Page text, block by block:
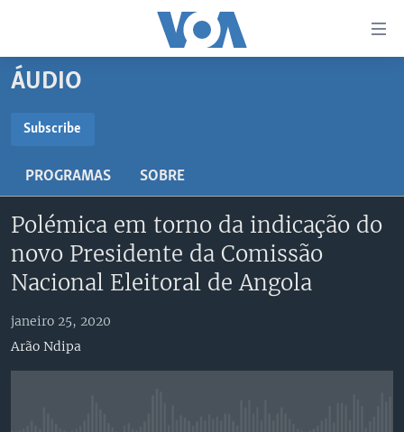
Acesso
para
Navegação
principal
para
Pesquisa
ANGOLA
GUINÉ-BISSAU
ÁFRICA E MUNDO
BRASIL
DOSSIERS ESPECIAIS
DESPORTO
AFRICA AGORA
VÍDEOS
VOA60 ÁFRICA
VOA 60 CLIMA
VOA60 MUNDO
PASSADEIRA VERMELHA
ÁUDIO
ENTRETENIMENTO
ÁUDIO
Subscribe
PROGRAMAS SOBRE
Polémica em torno da indicação do
novo Presidente da Comissão
Nacional Eleitoral de Angola
janeiro 25, 2020
Arão Ndipa